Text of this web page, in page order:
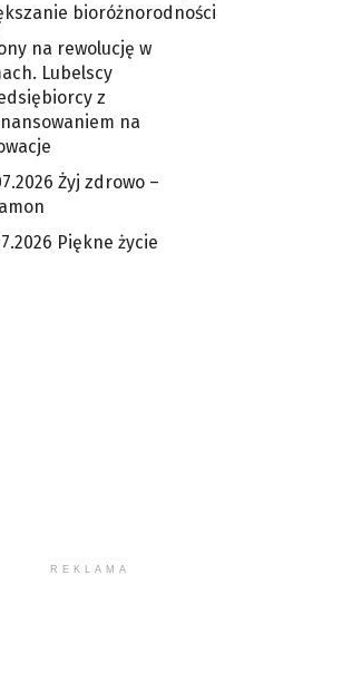
bioróżnorodności
na rewolucję w
Lubelscy
z
na
Żyj zdrowo –
Piękne życie
REKLAMA